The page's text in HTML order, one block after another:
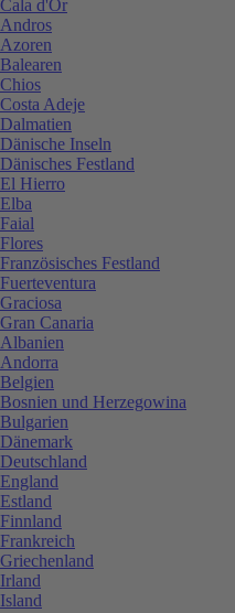
Cala d'Or
Andros
Azoren
Balearen
Chios
Costa Adeje
Dalmatien
Dänische Inseln
Dänisches Festland
El Hierro
Elba
Faial
Flores
Französisches Festland
Fuerteventura
Graciosa
Gran Canaria
Albanien
Andorra
Belgien
Bosnien und Herzegowina
Bulgarien
Dänemark
Deutschland
England
Estland
Finnland
Frankreich
Griechenland
Irland
Island